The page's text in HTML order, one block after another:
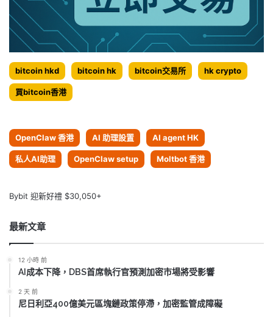
bitcoin hkd bitcoin hk bitcoin交易所 hk crypto
買bitcoin香港
OpenClaw 香港 AI 助理設置 AI agent HK
私人AI助理 OpenClaw setup Moltbot 香港
Bybit 迎新好禮 $30,050+
最新文章
12 小時 前
AI成本下降，DBS首席執行官預測加密市場將受影響
2 天 前
尼日利亞400億美元區塊鏈政策停滯，加密監管成障礙